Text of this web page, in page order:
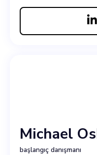
Michael
başlangıç danışmanı